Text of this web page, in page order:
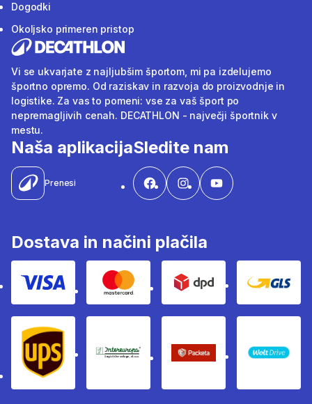
Dogodki
Okoljsko primeren pristop
Vi se ukvarjate z najljubšim športom, mi pa izdelujemo
športno opremo. Od raziskav in razvoja do proizvodnje in
logistike. Za vas to pomeni: vse za vaš šport po
nepremagljivih cenah. DECATHLON - največji športnik v
mestu.
Naša aplikacija
Prenesi
Sledite nam
Dostava in načini plačila
Visa Mastercard Dpd Gls
Ups Intereuropa Packeta Sledenje
WOLT